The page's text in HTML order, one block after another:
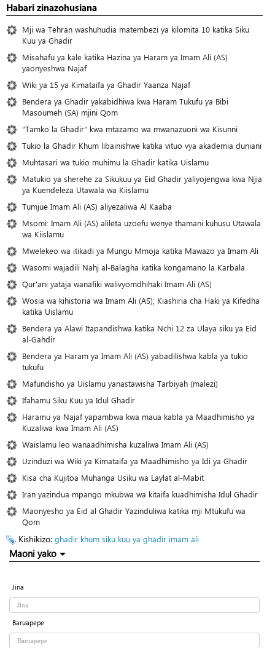
Habari zinazohusiana
Mji wa Tehran washuhudia matembezi ya kilomita 10 katika Siku
Kuu ya Ghadir
Misahafu ya kale katika Hazina ya Haram ya Imam Ali (AS)
yaonyeshwa Najaf
Wiki ya 15 ya Kimataifa ya Ghadir Yaanza Najaf
Bendera ya Ghadir yakabidhiwa kwa Haram Tukufu ya Bibi
Masoumeh (SA) mjini Qom
“Tamko la Ghadir” kwa mtazamo wa mwanazuoni wa Kisunni
Tukio la Ghadir Khum libainishwe katika vituo vya akademia duniani
Muhtasari wa tukio muhimu la Ghadir katika Uislamu
Matukio ya sherehe za Sikukuu ya Eid Ghadir yaliyojengwa kwa Njia
ya Kuendeleza Utawala wa Kiislamu
Tumjue Imam Ali (AS) aliyezaliwa Al Kaaba
Msomi: Imam Ali (AS) alileta uzoefu wenye thamani kuhusu Utawala
wa Kiislamu
Mwelekeo wa itikadi ya Mungu Mmoja katika Mawazo ya Imam Ali
Wasomi wajadili Nahj al-Balagha katika kongamano la Karbala
Qur'ani yataja wanafiki walivyomdhihaki Imam Ali (AS)
Wosia wa kihistoria wa Imam Ali (AS); Kiashiria cha Haki ya Kifedha
katika Uislamu
Bendera ya Alawi Itapandishwa katika Nchi 12 za Ulaya siku ya Eid
al-Gahdir
Bendera ya Haram ya Imam Ali (AS) yabadilishwa kabla ya tukio
tukufu
Mafundisho ya Uislamu yanastawisha Tarbiyah (malezi)
Ifahamu Siku Kuu ya Idul Ghadir
Haramu ya Najaf yapambwa kwa maua kabla ya Maadhimisho ya
Kuzaliwa kwa Imam Ali (AS)
Waislamu leo wanaadhimisha kuzaliwa Imam Ali (AS)
Uzinduzi wa Wiki ya Kimataifa ya Maadhimisho ya Idi ya Ghadir
Kisa cha Kujitoa Muhanga Usiku wa Laylat al-Mabit
Iran yazindua mpango mkubwa wa kitaifa kuadhimisha Idul Ghadir
Maonyesho ya Eid al Ghadir Yazinduliwa katika mji Mtukufu wa
Qom
Kishikizo: ghadir khum siku kuu ya ghadir imam ali
Maoni yako
Jina
Baruapepe